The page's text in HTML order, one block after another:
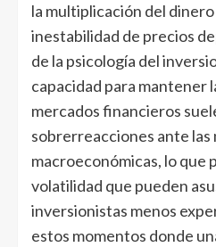
la multiplicación del
inestabilidad de precios
de la psicología del
capacidad para mantener
mercados financieros
sobrerreacciones ante las
macroeconómicas, lo que
volatilidad que pueden
inversionistas menos
estos momentos donde